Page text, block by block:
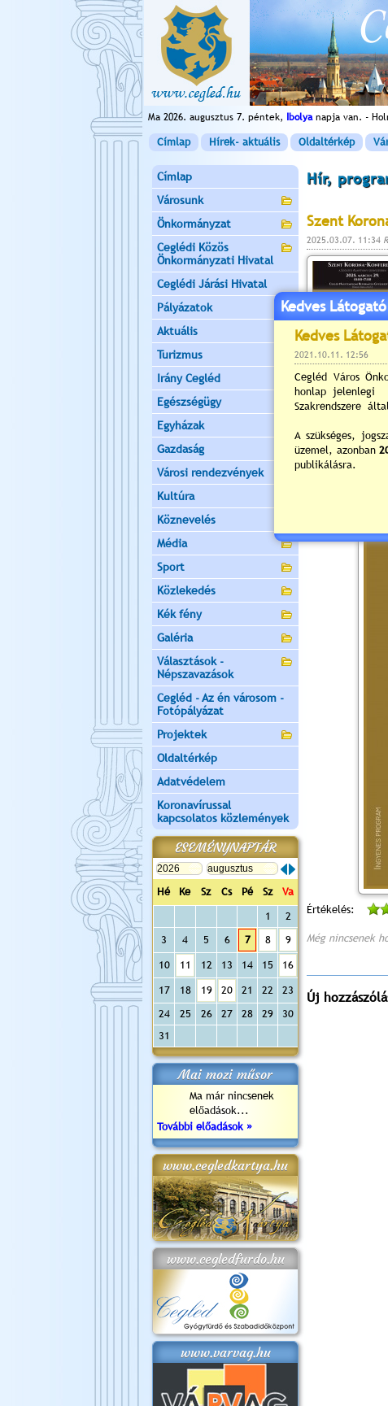
Ma 2026. augusztus 7. péntek, Ibolyanapja van. -
Címlap Hírek- aktuális Oldaltérkép
Címlap
Városunk
Önkormányzat
Ceglédi Közös
Önkormányzati Hivatal
Ceglédi Járási Hivatal
Pályázatok
Aktuális
Turizmus
Irány Cegléd
Egészségügy
Egyházak
Gazdaság
Városi rendezvények
Kultúra
Köznevelés
Média
Sport
Közlekedés
Kék fény
Galéria
Választások -
Népszavazások
Cegléd - Az én városom -
Fotópályázat
Projektek
Oldaltérkép
Adatvédelem
Koronavírussal
kapcsolatos közlemények
ESEMÉNYNAPTÁR
Hé Ke Sz Cs Pé Sz
Va
1
2
3
4 5 6 7 8 9
10 11 12 13 14 15 16
17 18 19 20 21 22
23
24
25 26 27 28 29
30
31
Mai mozi műsor
Ma már nincsenek
előadások...
További előadások »
www.cegledkartya.hu
www.cegledfurdo.hu
www.varvag.hu
Hír,
Szent
2025.03.07. 11:34
Értékelés:
Még nincsenek
Új
Kedves